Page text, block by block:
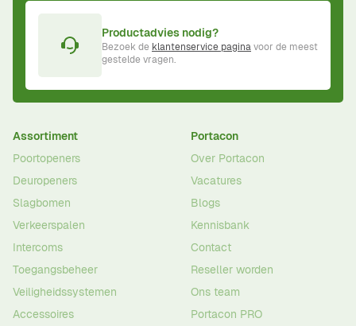
Productadvies nodig?
Bezoek de klantenservice paginavoor de meest
gestelde vragen.
Assortiment
Poortopeners
Deuropeners
Slagbomen
Verkeerspalen
Intercoms
Toegangsbeheer
Veiligheidssystemen
Accessoires
Portacon
Over Portacon
Vacatures
Blogs
Kennisbank
Contact
Reseller worden
Ons team
Portacon PRO